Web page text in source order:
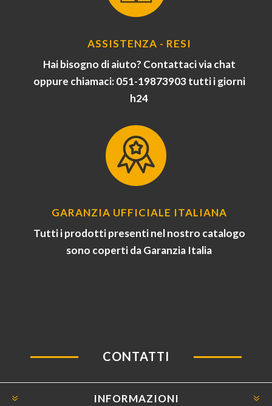
ASSISTENZA - RESI
Hai bisogno di aiuto? Contattaci via chat
oppure chiamaci: 051-19873903 tutti i giorni
h24
GARANZIA UFFICIALE ITALIANA
Tutti i prodotti presenti nel nostro catalogo
sono coperti da Garanzia Italia
CONTATTI
INFORMAZIONI